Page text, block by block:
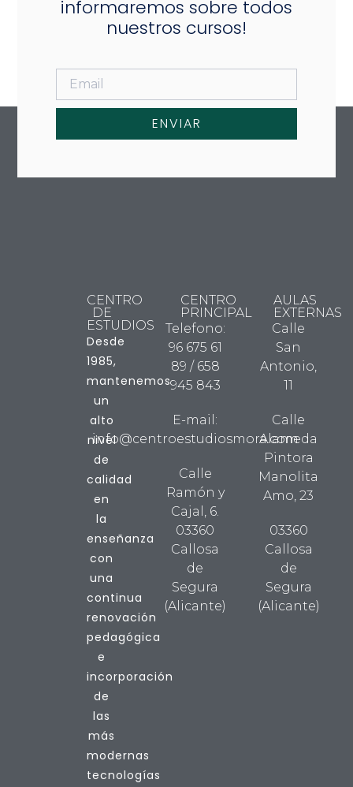
informaremos sobre todos
nuestros cursos!
ENVIAR
CENTRO
DE
ESTUDIOS
Desde
1985,
mantenemos
un
alto
nivel
de
calidad
en
la
enseñanza
con
una
continua
renovación
pedagógica
e
incorporación
de
las
más
modernas
tecnologías
CENTRO
PRINCIPAL
Telefono:
96 675 61
89 / 658
945 843
E-mail:
info@centroestudiosmora.com
Calle
Ramón y
Cajal, 6.
03360
Callosa
de
Segura
(Alicante)
AULAS
EXTERNAS
Calle
San
Antonio,
11
Calle
Alameda
Pintora
Manolita
Amo, 23
03360
Callosa
de
Segura
(Alicante)